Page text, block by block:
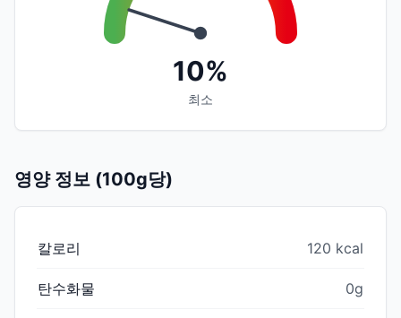
10%
최소
영양 정보 (100g당)
칼로리 120 kcal
탄수화물 0g